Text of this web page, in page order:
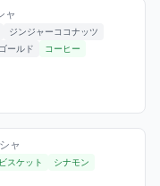
ャ / 2026年1月20日
ャ
ジンジャーココナッツ
ールド コーヒー
ャ / 2026年1月30日
ャ
ビスケット シナモン